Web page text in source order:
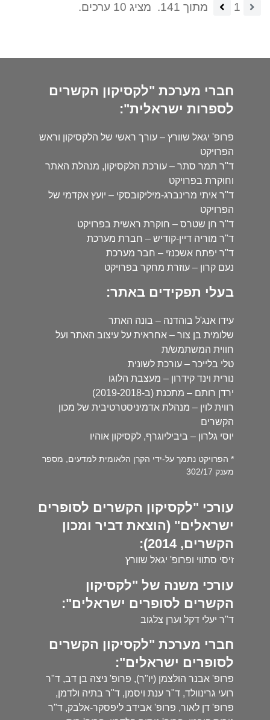
1 מתוך 141. מציג 10 ערכים.
חברי מערכת "לקסיקון הקשרים
לספרות ישראלית":
פרופ' יגאל שוורץ – עורך ראשי של הלקסיקון וראש
הפרויקט
ד"ר תמר סתר – עורכת הלקסיקון, מנהלת האתר
וחוקרת בפרויקט
ד"ר איתי מרינברג-מיליקובסקי – יועץ אקדמי של
הפרויקט
ד"ר חן שטרס – חוקרת ראשית בפרויקט
ד"ר מוריה דיין-קודיש – חברת מערכת
ד"ר יפתח אשכנזי – חבר מערכת
נעם קרון – עוזרת מחקר בפרויקט
בעלי תפקידים באתר:
עידו אנג'ל בוהדנה – בונה האתר
שלומית בן צור – אחראית על עיצוב האתר ועל
חווית המשתמש/ת
טלי בלייכר – עורכת לשונית
נורית וינד קידרון – מעצבת הלוגו
ירדן רותם – מתכנת (ב-2019-2018)
רווית לוין – מנהלת אדמיניסטרטיבית של מכון
הקשרים
יוסי גלרון – ביביליוגרף, לקסיקון אוהיו
* הפרויקט נתמך על-ידי הקרן הלאומית למדעים, מספר
מענק 302/17
עורכי "לקסיקון הקשרים לסופרים
ישראלים" (הוצאת דביר ומכון
הקשרים, 2014):
זיסי סתווי ופרופ' יגאל שוורץ
עורכי משנה של "לקסיקון
הקשרים לסופרים ישראלים":
ד"ר יעלי דקל וערן צלגוב
חברי מערכת "לקסיקון הקשרים
לסופרים ישראלים":
פרופ' אבנר הולצמן (יו"ר), פרופ' ניצה בן דב, ד"ר
רועי גרינוולד, ד"ר ענת ויסמן, ד"ר בתיה ולדמן,
פרופ' דן לאור, פרופ' אבידב ליפסקר-אלבק, ד"ר